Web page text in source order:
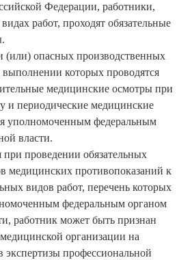
Федерации, работники,
работ, проходят обязательные
(или) опасных производственных
которых проводятся
медицинские осмотры при
и периодические медицинские
уполномоченным федеральным
власти.
проведении обязательных
медицинских противопоказаний к
видов работ, перечень которых
федеральным органом
работник может быть признан
организации на
экспертизы профессиональной